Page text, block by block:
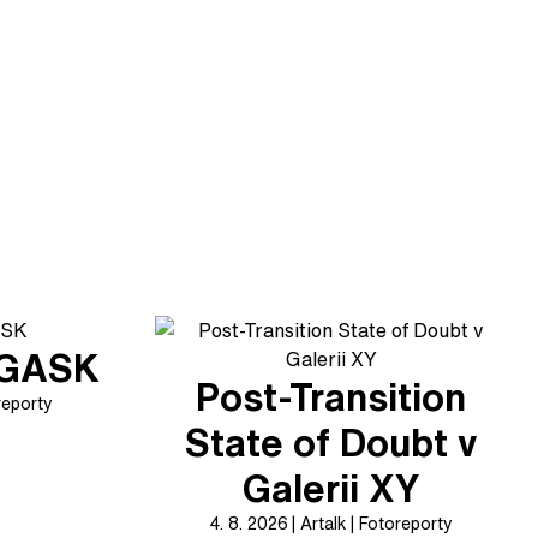
Post-Transition
State of Doubt v
Galerii XY
4. 8. 2026 Artalk Fotoreporty